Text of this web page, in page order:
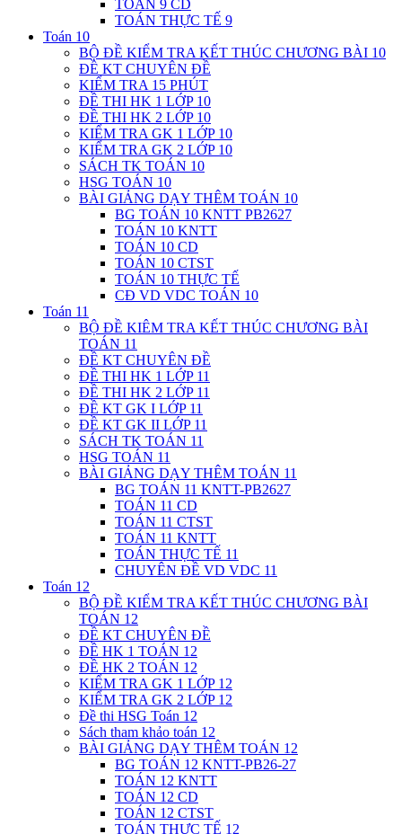
TOÁN 9 CD
TOÁN THỰC TẾ 9
Toán 10
BỘ ĐỀ KIỂM TRA KẾT THÚC CHƯƠNG BÀI 10
ĐỀ KT CHUYÊN ĐỀ
KIỂM TRA 15 PHÚT
ĐỀ THI HK 1 LỚP 10
ĐỀ THI HK 2 LỚP 10
KIỂM TRA GK 1 LỚP 10
KIỂM TRA GK 2 LỚP 10
SÁCH TK TOÁN 10
HSG TOÁN 10
BÀI GIẢNG DẠY THÊM TOÁN 10
BG TOÁN 10 KNTT PB2627
TOÁN 10 KNTT
TOÁN 10 CD
TOÁN 10 CTST
TOÁN 10 THỰC TẾ
CĐ VD VDC TOÁN 10
Toán 11
BỘ ĐỀ KIÊM TRA KẾT THÚC CHƯƠNG BÀI
TOÁN 11
ĐỀ KT CHUYÊN ĐỀ
ĐỀ THI HK 1 LỚP 11
ĐỀ THI HK 2 LỚP 11
ĐỀ KT GK I LỚP 11
ĐỀ KT GK II LỚP 11
SÁCH TK TOÁN 11
HSG TOÁN 11
BÀI GIẢNG DẠY THÊM TOÁN 11
BG TOÁN 11 KNTT-PB2627
TOÁN 11 CD
TOÁN 11 CTST
TOÁN 11 KNTT
TOÁN THỰC TẾ 11
CHUYÊN ĐỀ VD VDC 11
Toán 12
BỘ ĐỀ KIỂM TRA KẾT THÚC CHƯƠNG BÀI
TOÁN 12
ĐỀ KT CHUYÊN ĐỀ
ĐỀ HK 1 TOÁN 12
ĐỀ HK 2 TOÁN 12
KIỂM TRA GK 1 LỚP 12
KIỂM TRA GK 2 LỚP 12
Đề thi HSG Toán 12
Sách tham khảo toán 12
BÀI GIẢNG DẠY THÊM TOÁN 12
BG TOÁN 12 KNTT-PB26-27
TOÁN 12 KNTT
TOÁN 12 CD
TOÁN 12 CTST
TOÁN THỰC TẾ 12